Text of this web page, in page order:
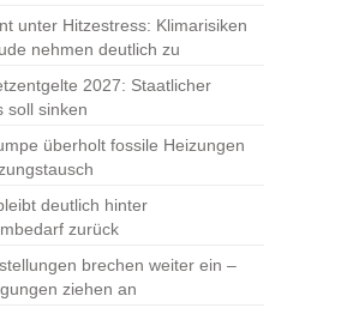
unter Hitzestress: Klimarisiken
nehmen deutlich zu
2027: Staatlicher
soll sinken
überholt fossile Heizungen
deutlich hinter
zurück
brechen weiter ein –
ziehen an